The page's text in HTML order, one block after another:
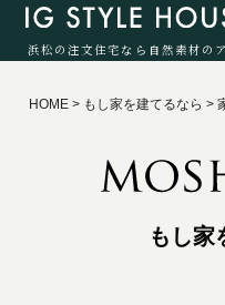
浜松の注文住宅なら自然素材の
HOME > もし家を建てるなら >
もし家